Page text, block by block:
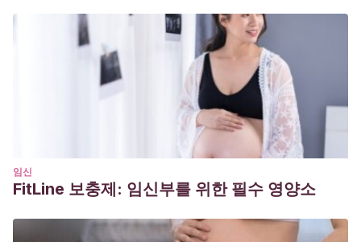
Fuentes-Rivas Adolfo. Apendicitis durante el embarazo:
Experiencia en el Hospital General Toluca Dr. Nicolás San
Juan. Cir. gen [revista en la Internet]. 2011 Dic [citado
2022 Nov 13] ; 33( 4 ): 218-221. Disponible en:
http://www.scielo.org.mx/scielo.php?
script=sci_arttext&pid=S1405-
00992011000400002&lng=es.
임신
FitLine 보충제: 임신부를 위한 필수 영양소